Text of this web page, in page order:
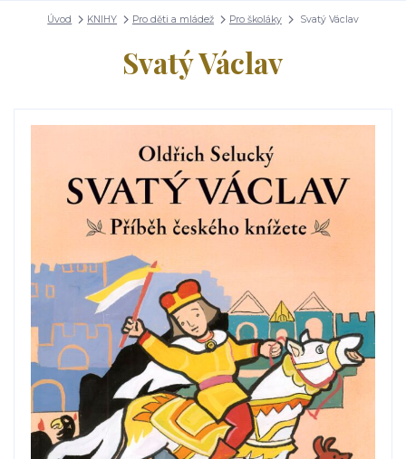
Úvod KNIHY Pro děti a mládež Pro školáky Svatý Václav
Svatý Václav